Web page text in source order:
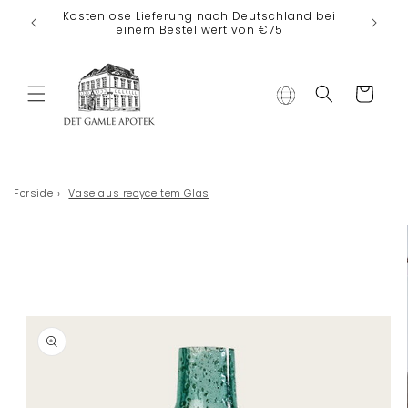
Direkt zum
Inhalt
Kostenlose Lieferung nach Deutschland bei
einem Bestellwert von €75
Warenkorb
Forside › Vase aus recyceltem Glas